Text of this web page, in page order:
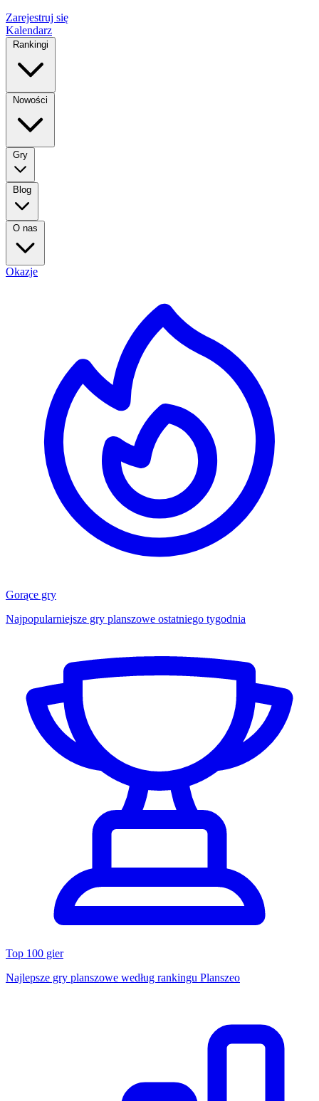
Zarejestruj się
Kalendarz
Rankingi
Nowości
Gry
Blog
O nas
Okazje
Gorące gry
Najpopularniejsze gry planszowe ostatniego tygodnia
Top 100 gier
Najlepsze gry planszowe według rankingu Planszeo